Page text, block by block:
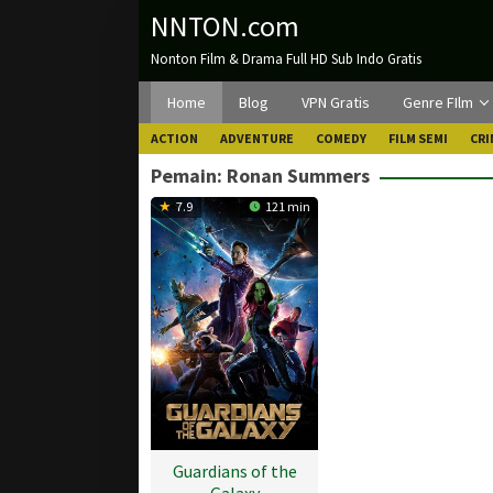
NNTON.com
Nonton Film & Drama Full HD Sub Indo Gratis
Home Blog VPN Gratis Genre FIlm
ACTION ADVENTURE COMEDY FILM SEMI
Pemain: Ronan Summers
7.9 121 min
Guardians of the